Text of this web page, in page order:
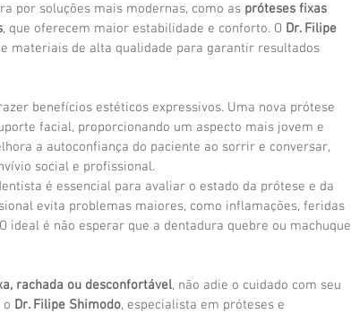
por soluções mais modernas, como as próteses fixas
, que oferecem maior estabilidade e conforto. O Dr. Filipe
materiais de alta qualidade para garantir resultados
benefícios estéticos expressivos. Uma nova prótese
facial, proporcionando um aspecto mais jovem e
a autoconfiança do paciente ao sorrir e conversar,
social e profissional.
é essencial para avaliar o estado da prótese e da
evita problemas maiores, como inflamações, feridas
ideal é não esperar que a dentadura quebre ou machuque
rachada ou desconfortável, não adie o cuidado com seu
o Dr. Filipe Shimodo, especialista em próteses e